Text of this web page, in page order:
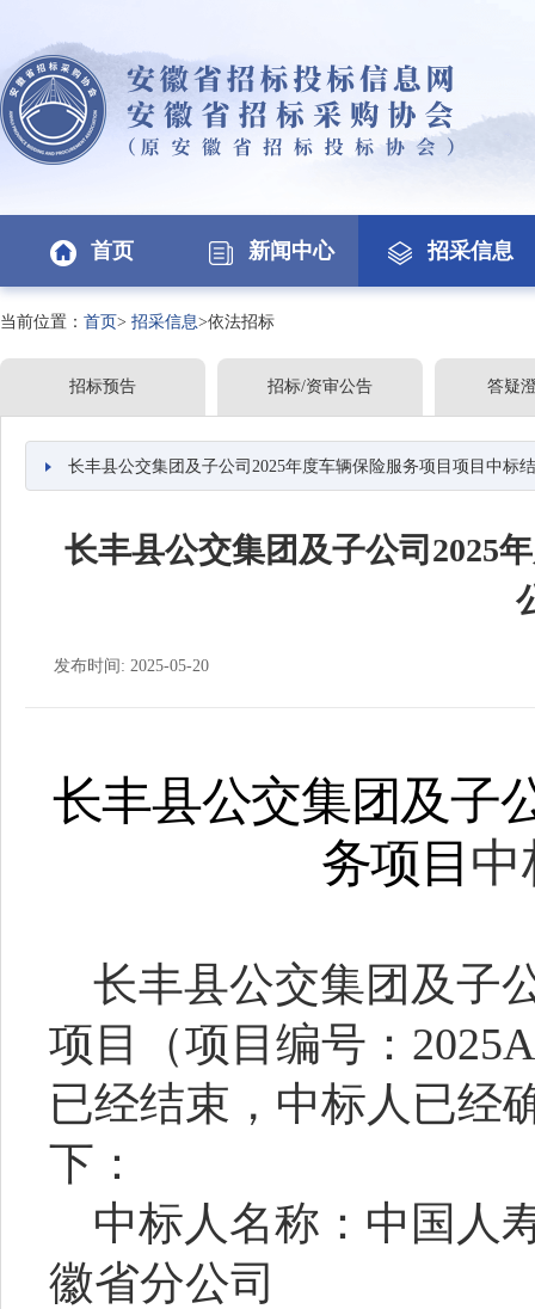
首页 新闻中心 招采信息
当前位置： 首页> 招采信息>依法招标
招标预告 招标/资审公告 答疑
长丰县公交集团及子公司2025年度车辆保险服务项目项目中标
长丰县公交集团及子公司2025
发布时间: 2025-05-20
长丰县公交集团及子
务项目
长丰县公交集团及子
项目（项目编号：
已经结束，中标人已经
下：
中标人名称：中国人
徽省分公司